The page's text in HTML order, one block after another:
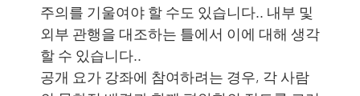
주의를 기울여야 할 수도 있습니다.. 내부 및
외부 관행을 대조하는 틀에서 이에 대해 생각
할 수 있습니다..
공개 요가 강좌에 참여하려는 경우, 각 사람